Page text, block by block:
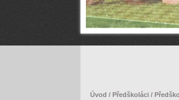
Úvod / Předškoláci /